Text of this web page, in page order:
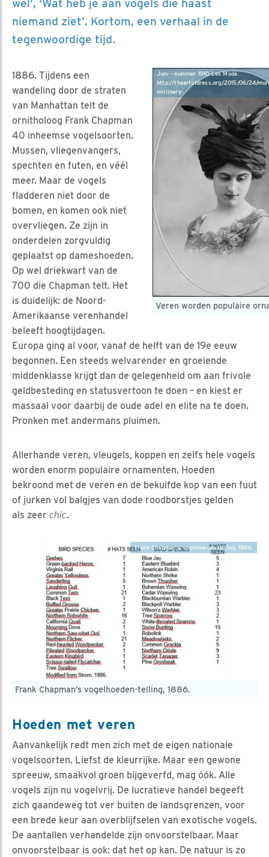
wel’, ‘Wat heb je aan vogels die haast
niemand ziet’. Kortom, een verhaal in de
tegenwoordige tijd.
Veren worden populaire
Juni - nummer 1910 Les Mode.
http://theartofdress.org/2015/06/24/
millinery-
1886. Tijdens een
wandeling door de straten
van Manhattan telt de
ornitholoog Frank Chapman
40 inheemse vogelsoorten.
Mussen, vliegenvangers,
spechten en futen, en véél
meer. Maar de vogels
fladderen niet door de
bomen, en komen ook niet
overvliegen. Ze zijn in
onderdelen zorgvuldig
geplaatst op dameshoeden.
Op wel driekwart van de
700 die Chapman telt. Het
is duidelijk: de Noord-
Amerikaanse verenhandel
beleeft hoogtijdagen.
Europa ging al voor, vanaf de helft van de 19e eeuw
begonnen. Een steeds welvarender en groeiende
middenklasse krijgt dan de gelegenheid om aan frivole
geldbesteding en statusvertoon te doen – en kiest er
massaal voor daarbij de oude adel en elite na te doen.
Pronken met andermans pluimen.
Allerhande veren, vleugels, koppen en zelfs hele vogels
worden enorm populaire ornamenten. Hoeden
bekroond met de veren en de bekuifde kop van een fuut
of jurken vol balgjes van dode roodborstjes gelden
als zeer chic.
Frank Chapman’s vogelhoeden-telling, 1886.
Frank Chapman’s vogelhoeden-telling, 1886.
Hoeden met veren
Aanvankelijk redt men zich met de eigen nationale
vogelsoorten. Liefst de kleurrijke. Maar een gewone
spreeuw, smaakvol groen bijgeverfd, mag óók. Alle
vogels zijn nu vogelvrij. De lucratieve handel begeeft
zich gaandeweg tot ver buiten de landsgrenzen, voor
een brede keur aan overblijfselen van exotische vogels.
De aantallen verhandelde zijn onvoorstelbaar. Maar
onvoorstelbaar is ook: dat het op kan. De natuur is zo